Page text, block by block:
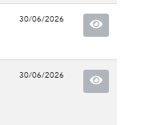
30/06/2026
30/06/2026